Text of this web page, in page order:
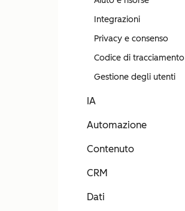
Integrazioni
Privacy e consenso
Codice di tracciamento
Gestione degli utenti
IA
Automazione
Contenuto
CRM
Dati